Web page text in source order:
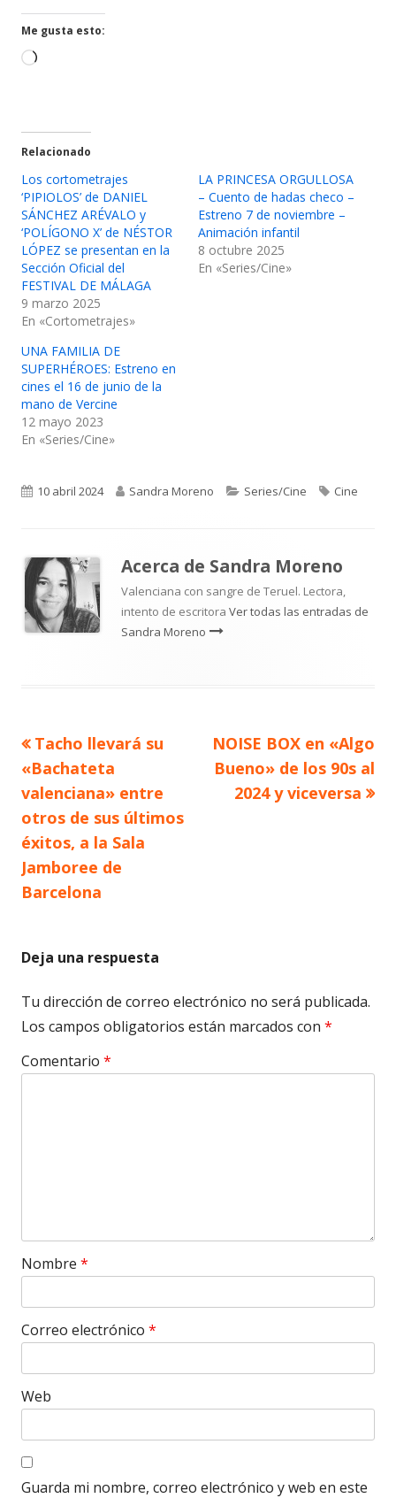
Me gusta esto:
Cargando...
Relacionado
Los cortometrajes
‘PIPIOLOS’ de DANIEL
SÁNCHEZ ARÉVALO y
‘POLÍGONO X’ de NÉSTOR
LÓPEZ se presentan en la
Sección Oficial del
FESTIVAL DE MÁLAGA
9 marzo 2025
En «Cortometrajes»
LA PRINCESA ORGULLOSA
– Cuento de hadas checo –
Estreno 7 de noviembre –
Animación infantil
8 octubre 2025
En «Series/Cine»
UNA FAMILIA DE
SUPERHÉROES: Estreno en
cines el 16 de junio de la
mano de Vercine
12 mayo 2023
En «Series/Cine»
Publicado
10 abril 2024 Autor
Sandra Moreno Categorías
Series/Cine Etiquetas
Cine
Acerca de Sandra Moreno
Valenciana con sangre de Teruel. Lectora,
intento de escritora Ver todas las entradas de
Sandra Moreno
Navegación
de
entradas
Artículo
anterior
Tacho llevará su
«Bachateta
valenciana» entre
otros de sus últimos
éxitos, a la Sala
Jamboree de
Barcelona
Artículo
siguiente
NOISE BOX en «Algo
Bueno» de los 90s al
2024 y viceversa
Deja una respuesta
Tu dirección de correo electrónico no será publicada.
Los campos obligatorios están marcados con *
Comentario *
Nombre *
Correo electrónico *
Web
Guarda mi nombre, correo electrónico y web en este